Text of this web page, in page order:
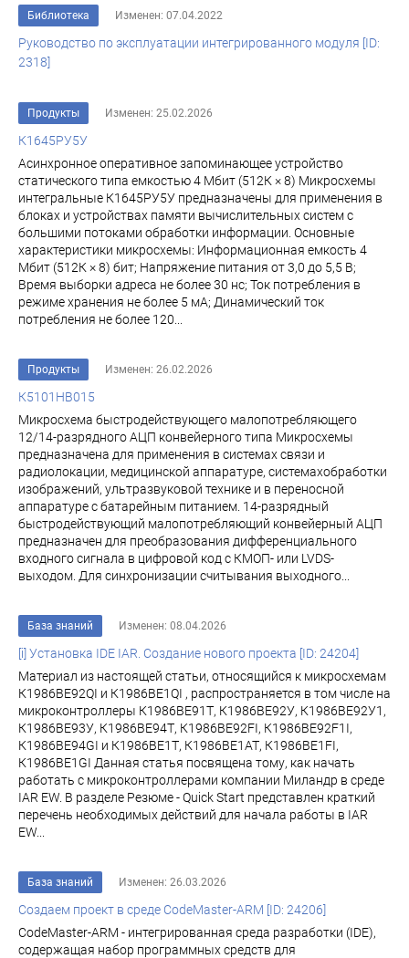
Библиотека Изменен: 07.04.2022
Руководство по эксплуатации интегрированного модуля [ID:
2318]
Продукты Изменен: 25.02.2026
К1645РУ5У
Асинхронное оперативное запоминающее устройство
статического типа емкостью 4 Мбит (512К × 8) Микросхемы
интегральные К1645РУ5У предназначены для применения в
блоках и устройствах памяти вычислительных систем с
большими потоками обработки информации. Основные
характеристики микросхемы: Информационная емкость 4
Мбит (512К × 8) бит; Напряжение питания от 3,0 до 5,5 В;
Время выборки адреса не более 30 нс; Ток потребления в
режиме хранения не более 5 мА; Динамический ток
потребления не более 120...
Продукты Изменен: 26.02.2026
К5101НВ015
Микросхема быстродействующего малопотребляющего
12/14-разрядного АЦП конвейерного типа Микросхемы
предназначена для применения в системах связи и
радиолокации, медицинской аппаратуре, системахобработки
изображений, ультразвуковой технике и в переносной
аппаратуре с батарейным питанием. 14-разрядный
быстродействующий малопотребляющий конвейерный АЦП
предназначен для преобразования дифференциального
входного сигнала в цифровой код с КМОП- или LVDS-
выходом. Для синхронизации считывания выходного...
База знаний Изменен: 08.04.2026
[i] Установка IDE IAR. Создание нового проекта [ID: 24204]
Материал из настоящей статьи, относящийся к микросхемам
К1986ВЕ92QI и К1986ВЕ1QI , распространяется в том числе на
микроконтроллеры К1986ВЕ91Т, К1986ВЕ92У, К1986ВЕ92У1,
К1986ВЕ93У, К1986ВЕ94Т, К1986ВЕ92FI, К1986ВЕ92F1I,
К1986ВЕ94GI и К1986ВЕ1Т, К1986ВЕ1АТ, К1986ВЕ1FI,
К1986ВЕ1GI Данная статья посвящена тому, как начать
работать с микроконтроллерами компании Миландр в среде
IAR EW. В разделе Резюме - Quick Start представлен краткий
перечень необходимых действий для начала работы в IAR
EW...
База знаний Изменен: 26.03.2026
Создаем проект в среде CodeMaster-ARM [ID: 24206]
CodeMaster-ARM - интегрированная среда разработки (IDE),
содержащая набор программных средств для